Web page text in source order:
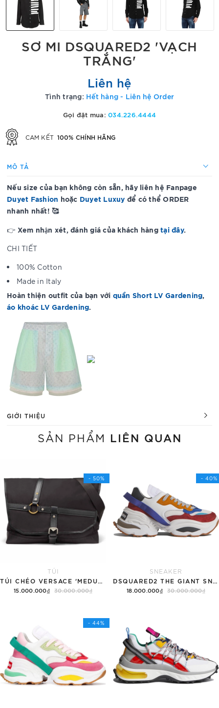
SƠ MI DSQUARED2 'VẠCH
TRẮNG'
Liên hệ
Tình trạng: Hết hàng - Liên hệ Order
Gọi đặt mua:034.226.4444
CAM KẾT 100% CHÍNH HÃNG
MÔ TẢ
Nếu size của bạn không còn sẵn, hãy liên hệ Fanpage
Duyet Fashion hoặc Duyet Luxuy để có thể ORDER
nhanh nhất! 🥰
👉 Xem nhận xét, đánh giá của khách hàng tại đây.
CHI TIẾT
100% Cotton
Made in Italy
Hoàn thiện outfit của bạn với quần Short LV Gardening,
áo khoác LV Gardening.
GIỚI THIỆU
SẢN PHẨM LIÊN QUAN
- 50%
TÚI
15.000.000₫ 30.000.000₫
- 40%
SNEAKER
18.000.000₫ 30.000.000₫
- 44%